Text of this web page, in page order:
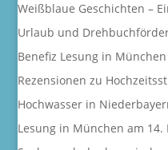
Weißblaue Geschichten –
Urlaub und
Benefiz Lesung in München
Rezensionen zu
Hochwasser in
Lesung in München am